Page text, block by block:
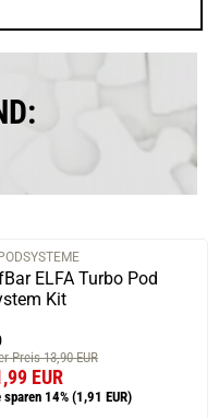
PODSYSTEME
ELFA Turbo Pod
Kit
Preis 13,90 EUR
EUR
sparen 14% (1,91 EUR)